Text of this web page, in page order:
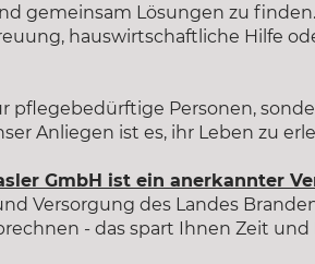
gemeinsam Lösungen zu finden.
hauswirtschaftliche Hilfe
pflegebedürftige Personen,
Anliegen ist es, ihr Leben zu
GmbH ist ein anerkannter
Versorgung des Landes
- das spart Ihnen Zeit und